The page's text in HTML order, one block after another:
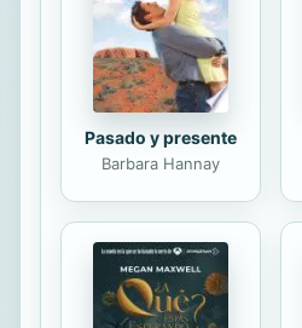
Pasado y presente
Barbara Hannay